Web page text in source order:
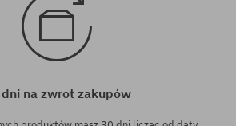
na zwrot zakupów